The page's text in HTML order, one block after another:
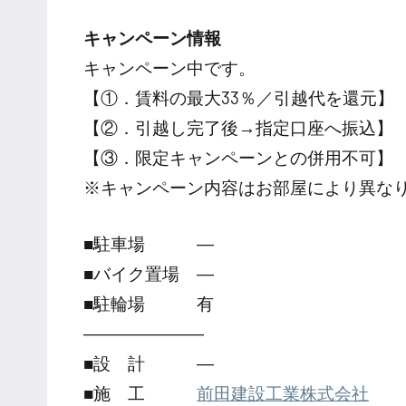
キャンペーン情報
キャンペーン中です。
【①．賃料の最大33％／引越代を還元】
【②．引越し完了後→指定口座へ振込】
【③．限定キャンペーンとの併用不可】
※キャンペーン内容はお部屋により異な
■駐車場 ―
■バイク置場 ―
■駐輪場 有
―――――――
■設 計 ―
■施 工 前田建設工業株式会社